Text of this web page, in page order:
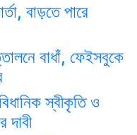
বাড়তে পারে
বাধাঁ, ফেইসবুকে
স্বীকৃতি ও
দাবী